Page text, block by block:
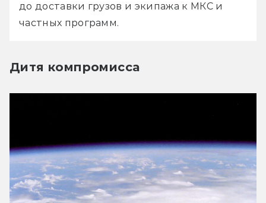
до доставки грузов и экипажа к МКС и
частных программ.
Дитя компромисса